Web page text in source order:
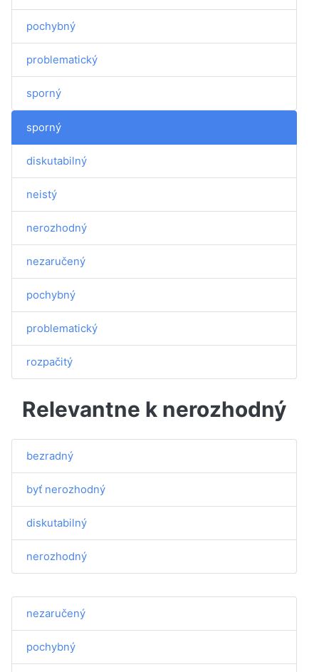
pochybný
problematický
sporný
sporný
diskutabilný
neistý
nerozhodný
nezaručený
pochybný
problematický
rozpačitý
Relevantne k nerozhodný
bezradný
byť nerozhodný
diskutabilný
nerozhodný
nezaručený
pochybný